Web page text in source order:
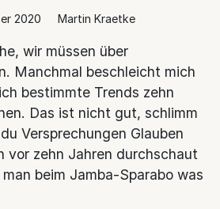
2020 Martin Kraetke
wir müssen über
Manchmal beschleicht mich
bestimmte Trends zehn
Das ist nicht gut, schlimm
Versprechungen Glauben
vor zehn Jahren durchschaut
beim Jamba-Sparabo was